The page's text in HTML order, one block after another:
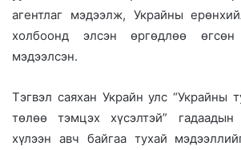
агентлаг мэдээлж, Украйны
холбоонд элсэн өргөдлөө
мэдээлсэн.
Тэгвэл саяхан Украйн улс “Украйны
төлөө тэмцэх хүсэлтэй” гадаадын
хүлээн авч байгаа тухай